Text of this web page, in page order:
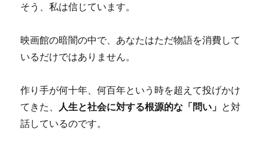
そう、私は信じています。
映画館の暗闇の中で、あなたはただ物語を消費して
いるだけではありません。
作り手が何十年、何百年という時を超えて投げかけ
てきた、 人生と社会に対する根源的な「問い」 と対
話しているのです。